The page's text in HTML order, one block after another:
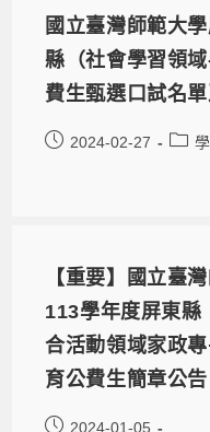
國立臺灣師範大
縣（社會學習領
費生甄選口試名
2024-02-27
【重要】國立臺
113學年度屏東縣
合活動領域家政
育公費生簡章公告
2024-01-05